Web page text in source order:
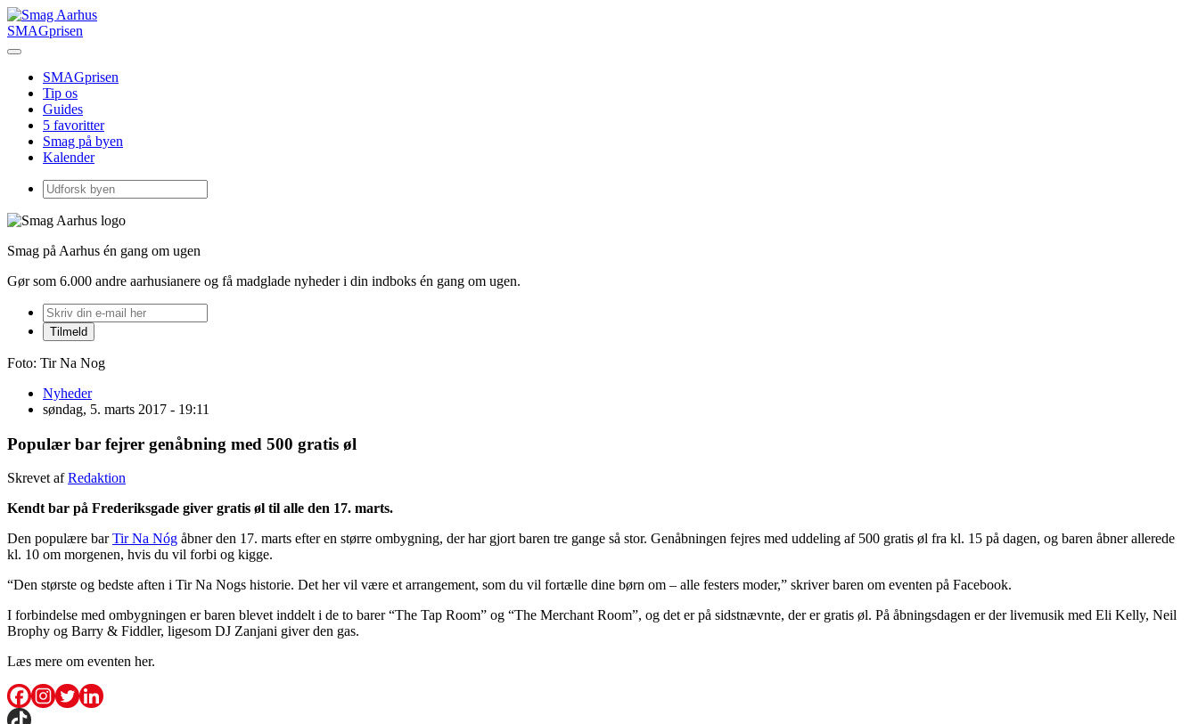
SMAGprisen
SMAGprisen
Tip os
Guides
5 favoritter
Smag på byen
Kalender
Smag på Aarhus én gang om ugen
Gør som 6.000 andre aarhusianere og få madglade nyheder i din indboks én gang om ugen.
Foto: Tir Na Nog
Nyheder
søndag, 5. marts 2017 - 19:11
Populær bar fejrer genåbning med 500 gratis øl
Skrevet afRedaktion
Kendt bar på Frederiksgade giver gratis øl til alle den 17. marts.
Den populære barTir Na Nóg åbner den 17. marts efter en større ombygning, der har gjort baren tre gange så stor. Genåbningen fejres med uddeling af 500 gratis øl fra kl. 15 på dagen, og baren åbner allerede
kl. 10 om morgenen, hvis du vil forbi og kigge.
“Den største og bedste aften i Tir Na Nogs historie. Det her vil være et arrangement, som du vil fortælle dine børn om – alle festers moder,” skriver baren om eventen på Facebook.
I forbindelse med ombygningen er baren blevet inddelt i de to barer “The Tap Room” og “The Merchant Room”, og det er på sidstnævnte, der er gratis øl. På åbningsdagen er der livemusik med Eli Kelly, Neil
Brophy og Barry & Fiddler, ligesom DJ Zanjani giver den gas.
Læs mere om eventen her.